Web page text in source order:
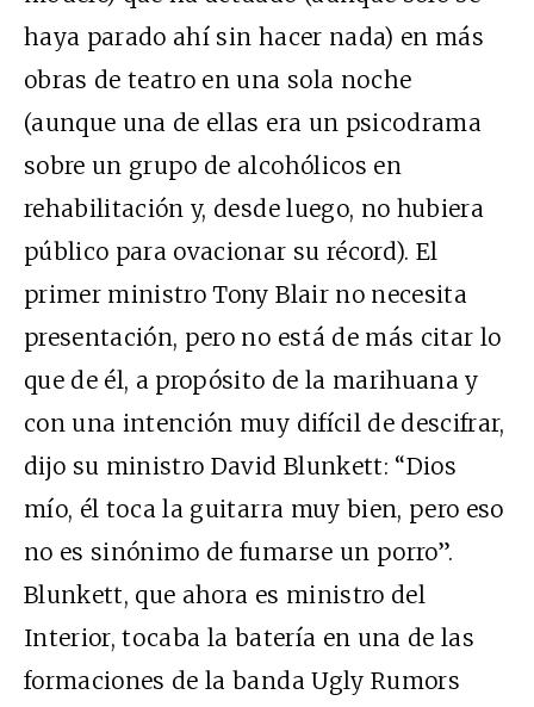
haya parado ahí sin hacer nada) en más
obras de teatro en una sola noche
(aunque una de ellas era un psicodrama
sobre un grupo de alcohólicos en
rehabilitación y, desde luego, no hubiera
público para ovacionar su récord). El
primer ministro Tony Blair no necesita
presentación, pero no está de más citar lo
que de él, a propósito de la marihuana y
con una intención muy difícil de descifrar,
dijo su ministro David Blunkett: “Dios
mío, él toca la guitarra muy bien, pero eso
no es sinónimo de fumarse un porro”.
Blunkett, que ahora es ministro del
Interior, tocaba la batería en una de las
formaciones de la banda Ugly Rumors